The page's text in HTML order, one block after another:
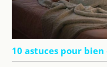
10 astuces pour